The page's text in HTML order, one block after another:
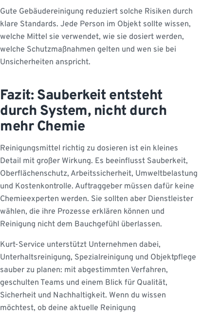
Gute Gebäudereinigung reduziert solche Risiken durch
klare Standards. Jede Person im Objekt sollte wissen,
welche Mittel sie verwendet, wie sie dosiert werden,
welche Schutzmaßnahmen gelten und wen sie bei
Unsicherheiten anspricht.
Fazit: Sauberkeit entsteht
durch System, nicht durch
mehr Chemie
Reinigungsmittel richtig zu dosieren ist ein kleines
Detail mit großer Wirkung. Es beeinflusst Sauberkeit,
Oberflächenschutz, Arbeitssicherheit, Umweltbelastung
und Kostenkontrolle. Auftraggeber müssen dafür keine
Chemieexperten werden. Sie sollten aber Dienstleister
wählen, die ihre Prozesse erklären können und
Reinigung nicht dem Bauchgefühl überlassen.
Kurt-Service unterstützt Unternehmen dabei,
Unterhaltsreinigung, Spezialreinigung und Objektpflege
sauber zu planen: mit abgestimmten Verfahren,
geschulten Teams und einem Blick für Qualität,
Sicherheit und Nachhaltigkeit. Wenn du wissen
möchtest, ob deine aktuelle Reinigung